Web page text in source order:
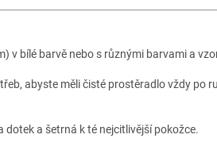
v bílé barvě nebo s různými barvami a
abyste měli čisté prostěradlo vždy po
dotek a šetrná k té nejcitlivější pokožce.